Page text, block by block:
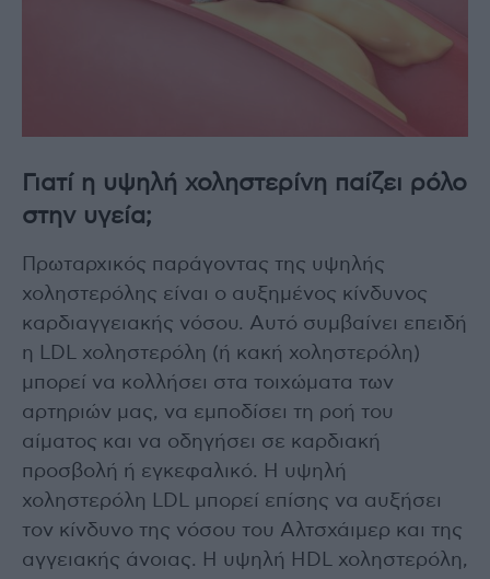
Γιατί η υψηλή χοληστερίνη παίζει ρόλο
στην υγεία;
Πρωταρχικός παράγοντας της υψηλής
χοληστερόλης είναι ο αυξημένος κίνδυνος
καρδιαγγειακής νόσου. Αυτό συμβαίνει επειδή
η LDL χοληστερόλη (ή κακή χοληστερόλη)
μπορεί να κολλήσει στα τοιχώματα των
αρτηριών μας, να εμποδίσει τη ροή του
αίματος και να οδηγήσει σε καρδιακή
προσβολή ή εγκεφαλικό. Η υψηλή
χοληστερόλη LDL μπορεί επίσης να αυξήσει
τον κίνδυνο της νόσου του Αλτσχάιμερ και της
αγγειακής άνοιας. Η υψηλή HDL χοληστερόλη,